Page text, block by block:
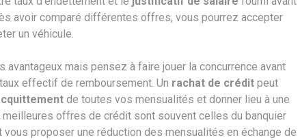
avoir comparé différentes offres, vous pourrez accepter
un véhicule.
avantageux mais pensez à faire jouer la concurrence avant
effectif de remboursement. Un rachat de crédit peut
de toutes vos mensualités et donner lieu à une
meilleures offres de crédit sont souvent celles du banquier
vous proposer une réduction des mensualités en échange de